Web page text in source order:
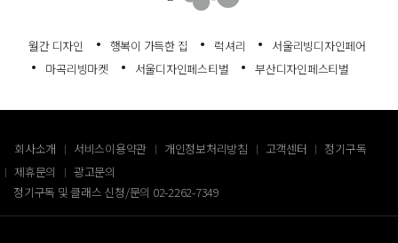
월간 디자인 행복이 가득한 집 럭셔리
서울리빙디자인페어
마곡리빙마켓
서울디자인페스티벌 부산디자인페스티벌
회사소개 서비스이용약관 개인정보처리방침 고객센터
정기구독
제휴문의
광고문의
정기구독 및 클래스 신청/문의 02-2262-7349